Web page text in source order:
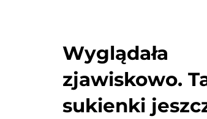
Wyglądała
zjawiskowo.
sukienki